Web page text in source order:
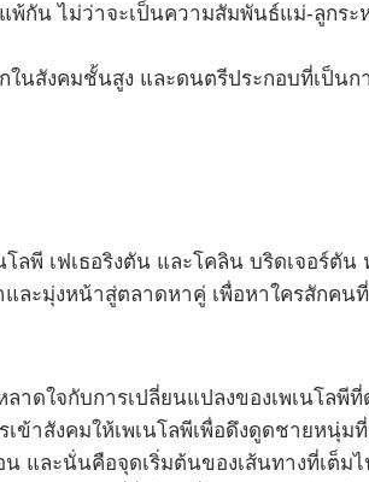
กัน ไม่ว่าจะเป็นความสัมพันธ์แม่-ลูกระ
นสังคมชั้นสูง และดนตรีประกอบที่เป็นก
พี เฟเธอริงตัน และโคลิน บริดเจอร์ตัน
ะมุ่งหน้าสู่ตลาดหาคู่ เพื่อหาใครสักคนที่
ดใจกับการเปลี่ยนแปลงของเพเนโลพี
ข้าสังคมให้เพเนโลพีเพื่อดึงดูดชายหนุ่ม
และนั่นคือจุดเริ่มต้นของเส้นทางที่เต็ม